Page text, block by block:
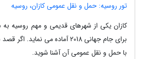
تور روسیه: حمل و نقل عمومی کازان، روسیه
کازان یکی از شهرهای قدیمی و مهم روسیه
برای جام جهانی 2018 آماده می
با حمل و نقل عمومی آن آشنا شوید.